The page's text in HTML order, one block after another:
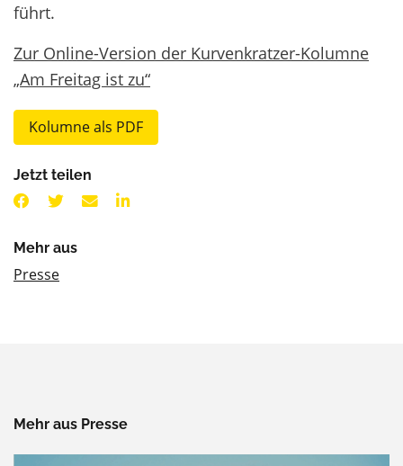
führt.
Zur Online-Version der Kurvenkratzer-Kolumne
„Am Freitag ist zu“
Kolumne als PDF
Jetzt teilen
Mehr aus
Presse
Mehr aus Presse